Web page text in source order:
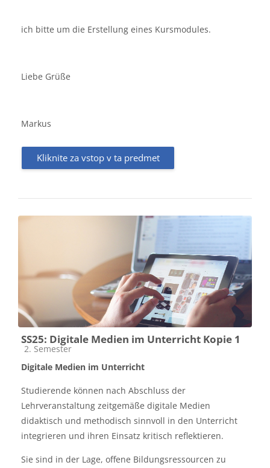
ich bitte um die Erstellung eines Kursmodules.
Liebe Grüße
Markus
Kliknite za vstop v ta predmet
SS25: Digitale Medien im Unterricht Kopie 1
Kategorija predmeta
2. Semester
Digitale Medien im Unterricht
Studierende können nach Abschluss der
Lehrveranstaltung zeitgemäße digitale Medien
didaktisch und methodisch sinnvoll in den Unterricht
integrieren und ihren Einsatz kritisch reflektieren.
Sie sind in der Lage, offene Bildungsressourcen zu